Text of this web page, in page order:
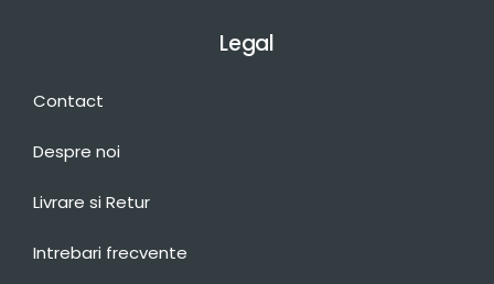
Legal
Contact
Despre noi
Livrare si Retur
Intrebari frecvente